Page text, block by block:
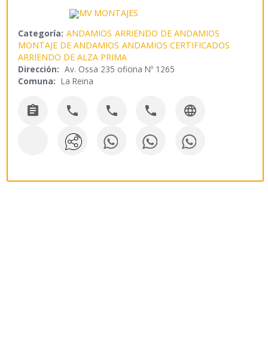
Categoría: ANDAMIOS ARRIENDO DE ANDAMIOS
MONTAJE DE ANDAMIOS ANDAMIOS CERTIFICADOS
ARRIENDO DE ALZA PRIMA
Dirección: Av. Ossa 235 oficina Nº 1265
Comuna: La Reina
    